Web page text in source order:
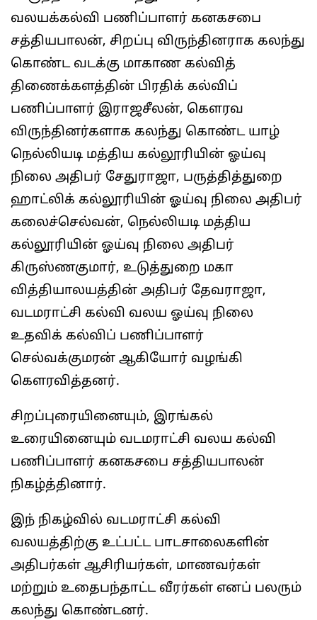
வலயக்கல்வி பணிப்பாளர் கனகசபை
சத்தியபாலன், சிறப்பு விருந்தினராக கலந்து
கொண்ட வடக்கு மாகாண கல்வித்
திணைக்களத்தின் பிரதிக் கல்விப்
பணிப்பாளர் இராஜசீலன், கெளரவ
விருந்தினர்களாக கலந்து கொண்ட யாழ்
நெல்லியடி மத்திய கல்லூரியின் ஓய்வு
நிலை அதிபர் சேதுராஜா, பருத்தித்துறை
ஹாட்லிக் கல்லூரியின் ஓய்வு நிலை அதிபர்
கலைச்செல்வன், நெல்லியடி மத்திய
கல்லூரியின் ஓய்வு நிலை அதிபர்
கிருஸ்ணகுமார், உடுத்துறை மகா
வித்தியாலயத்தின் அதிபர் தேவராஜா,
வடமராட்சி கல்வி வலய ஓய்வு நிலை
உதவிக் கல்விப் பணிப்பாளர்
செல்வக்குமரன் ஆகியோர் வழங்கி
கெளரவித்தனர்.
சிறப்புரையினையும், இரங்கல்
உரையினையும் வடமராட்சி வலய கல்வி
பணிப்பாளர் கனகசபை சத்தியபாலன்
நிகழ்த்தினார்.
இந் நிகழ்வில் வடமராட்சி கல்வி
வலயத்திற்கு உட்பட்ட பாடசாலைகளின்
அதிபர்கள் ஆசிரியர்கள், மாணவர்கள்
மற்றும் உதைபந்தாட்ட வீரர்கள் எனப் பலரும்
கலந்து கொண்டனர்.